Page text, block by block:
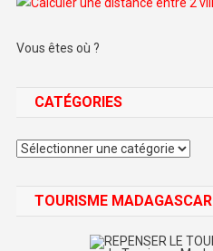
Vous êtes où ?
CATÉGORIES
Catégories
TOURISME MADAGASCAR